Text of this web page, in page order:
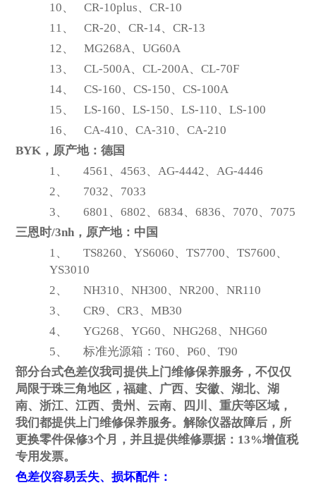
10、
CR-10plus、CR-10
11、
CR-20、CR-14、CR-13
12、
MG268A、UG60A
13、
CL-500A、CL-200A、CL-70F
14、
CS-160、CS-150、CS-100A
15、
LS-160、LS-150、LS-110、LS-100
16、
CA-410、CA-310、CA-210
BYK ，原产地：德国
1、
4561、4563、AG-4442、AG-4446
2、
7032、7033
3、
6801、6802、6834、6836、7070、7075
三恩时/3nh，原产地：中国
1、
TS8260、YS6060、TS7700、TS7600、
YS3010
2、
NH310、NH300、NR200、NR110
3、
CR9、CR3、MB30
4、
YG268、YG60、NHG268、NHG60
5、
标准光源箱：T60、P60、T90
部分台式色差仪我司提供上门维修保养服务，不仅仅
局限于珠三角地区，福建、广西、安徽、湖北、湖
南、浙江、江西、贵州、云南、四川、重庆等区域，
我们都提供上门维修保养服务。解除仪器故障后，所
更换零件保修3个月，并且提供维修票据：13%增值税
专用发票。
色差仪容易丢失、损坏配件：